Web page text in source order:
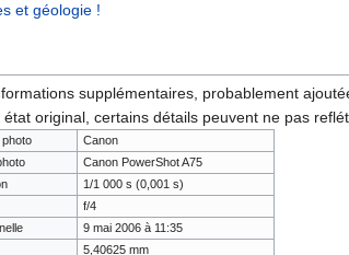
et géologie !
supplémentaires, probablement
original, certains détails peuvent ne pas
Canon
Canon PowerShot A75
1/1 000 s (0,001 s)
f/4
9 mai 2006 à 11:35
5,40625 mm